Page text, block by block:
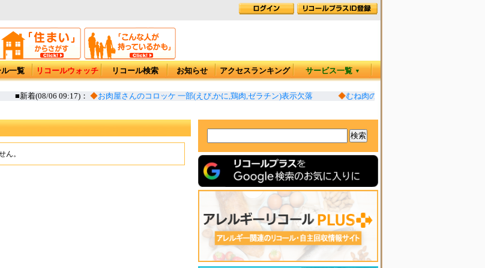
ル一覧 リコールウォッチ リコール検索 お知らせ アクセスランキング サービス一覧 ▼
■新着(08/06 09:17)：◆お肉屋さんのコロッケ 一部(えび,かに,鶏肉,ゼラチン)表示欠落 ◆むね肉のやみつきチキン 一部(卵,乳成分)
ん。